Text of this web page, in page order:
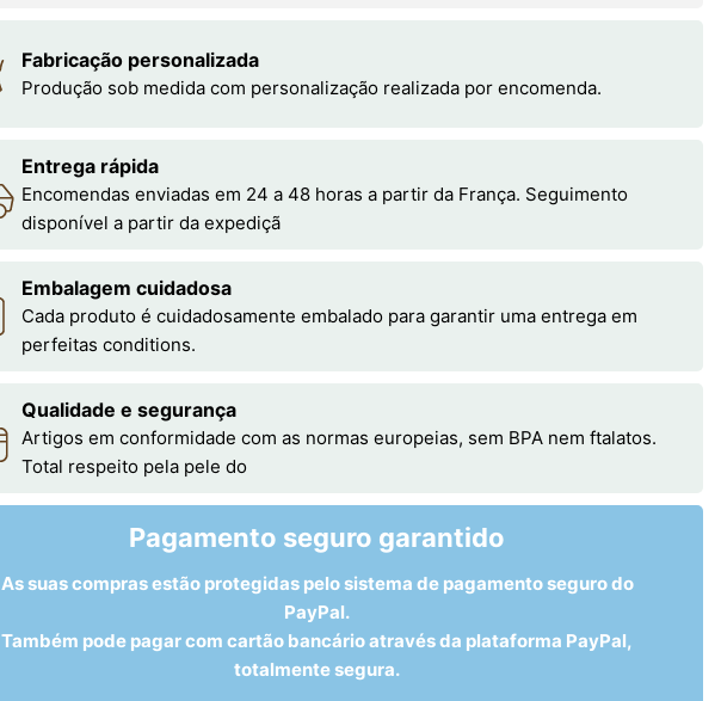
Fabricação personalizada
Produção sob medida com personalização realizada por encomenda.
Entrega rápida
Encomendas enviadas em 24 a 48 horas a partir da França. Seguimento
disponível a partir da expediçã
Embalagem cuidadosa
Cada produto é cuidadosamente embalado para garantir uma entrega em
perfeitas conditions.
Qualidade e segurança
Artigos em conformidade com as normas europeias, sem BPA nem ftalatos.
Total respeito pela pele do
Pagamento seguro garantido
As suas compras estão protegidas pelo sistema de pagamento seguro do
PayPal.
Também pode pagar com cartão bancário através da plataforma PayPal,
totalmente segura.